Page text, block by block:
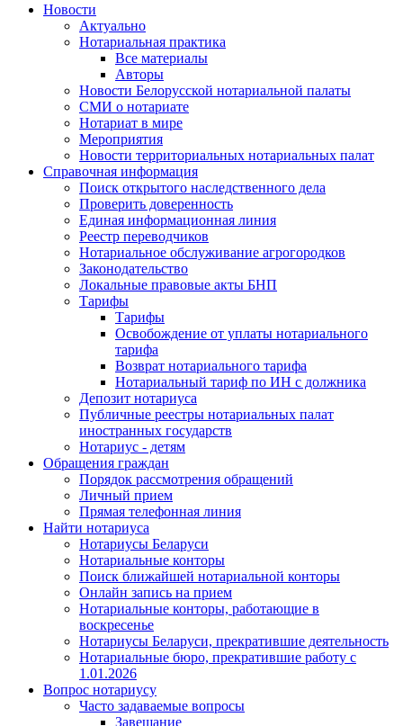
Новости
Актуально
Нотариальная практика
Все материалы
Авторы
Новости Белорусской нотариальной палаты
СМИ о нотариате
Нотариат в мире
Мероприятия
Новости территориальных нотариальных палат
Справочная информация
Поиск открытого наследственного дела
Проверить доверенность
Единая информационная линия
Реестр переводчиков
Нотариальное обслуживание агрогородков
Законодательство
Локальные правовые акты БНП
Тарифы
Тарифы
Освобождение от уплаты нотариального
тарифа
Возврат нотариального тарифа
Нотариальный тариф по ИН с должника
Депозит нотариуса
Публичные реестры нотариальных палат
иностранных государств
Нотариус - детям
Обращения граждан
Порядок рассмотрения обращений
Личный прием
Прямая телефонная линия
Найти нотариуса
Нотариусы Беларуси
Нотариальные конторы
Поиск ближайшей нотариальной конторы
Онлайн запись на прием
Нотариальные конторы, работающие в
воскресенье
Нотариусы Беларуси, прекратившие деятельность
Нотариальные бюро, прекратившие работу с
1.01.2026
Вопрос нотариусу
Часто задаваемые вопросы
Завещание